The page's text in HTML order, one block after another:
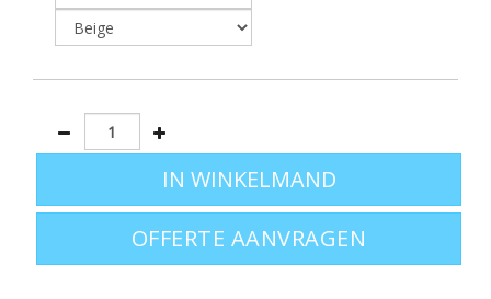
OFFERTE AANVRAGEN